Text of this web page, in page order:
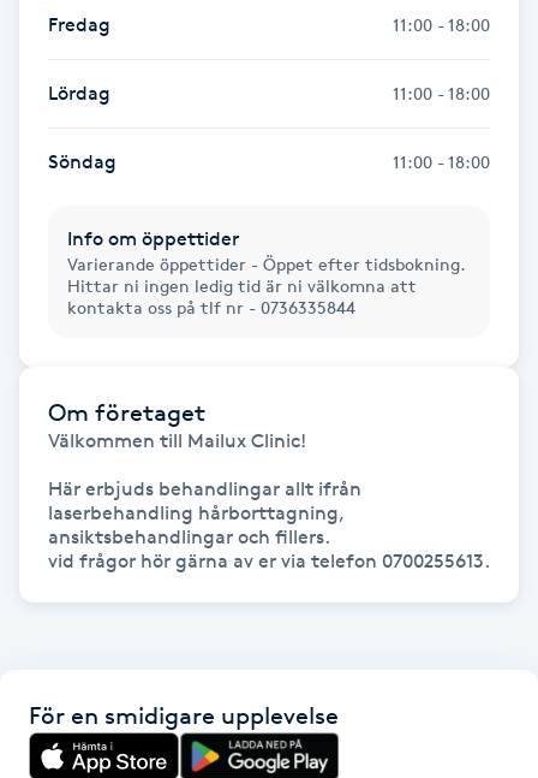
Kostrådgivning
Kroppsinpackning
Kroppspeeling
Käkledsbehandling
Kärlbehandling
LED-ljusterapi
Liktornar
LPG-behandling
Fredag 11:00 - 18:00
Lördag 11:00 - 18:00
Söndag 11:00 - 18:00
Info om öppettider
Varierande öppettider - Öppet efter tidsbokning.
Hittar ni ingen ledig tid är ni välkomna att
kontakta oss på tlf nr - 0736335844
Om företaget
Välkommen till Mailux Clinic!
Här erbjuds behandlingar allt ifrån
laserbehandling hårborttagning,
ansiktsbehandlingar och fillers.
vid frågor hör gärna av er via telefon 0700255613.
För en smidigare upplevelse